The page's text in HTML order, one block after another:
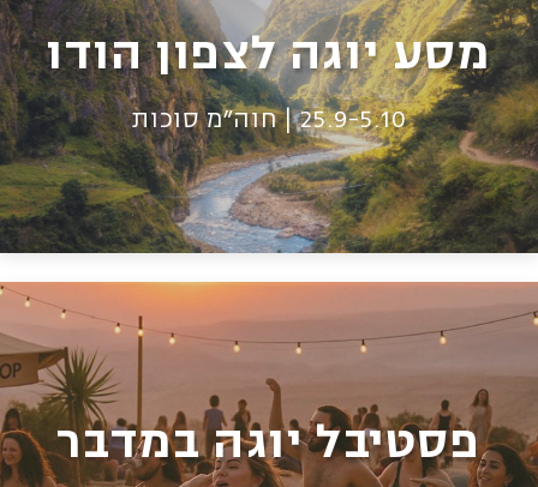
מסע יוגה לצפון הודו
25.9-5.10 | חוה״מ סוכות
פסטיבל יוגה במדבר